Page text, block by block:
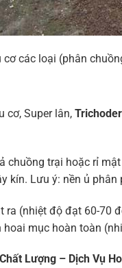
các loại (phân
cơ, Super lân,
chuồng trại hoặc rỉ
kín. Lưu ý: nền ủ phân
ra (nhiệt độ đạt 60-70
hoai mục hoàn toàn
Lượng – Dịch Vụ